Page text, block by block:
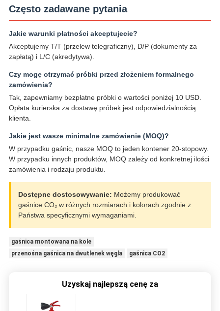
Często zadawane pytania
Jakie warunki płatności akceptujecie?
Akceptujemy T/T (przelew telegraficzny), D/P (dokumenty za
zapłatą) i L/C (akredytywa).
Czy mogę otrzymać próbki przed złożeniem formalnego
zamówienia?
Tak, zapewniamy bezpłatne próbki o wartości poniżej 10 USD.
Opłata kurierska za dostawę próbek jest odpowiedzialnością
klienta.
Jakie jest wasze minimalne zamówienie (MOQ)?
W przypadku gaśnic, nasze MOQ to jeden kontener 20-stopowy.
W przypadku innych produktów, MOQ zależy od konkretnej ilości
zamówienia i rodzaju produktu.
Dostępne dostosowywanie: Możemy produkować
gaśnice CO₂ w różnych rozmiarach i kolorach zgodnie z
Państwa specyficznymi wymaganiami.
gaśnica montowana na kole
przenośna gaśnica na dwutlenek węgla
gaśnica CO2
Uzyskaj najlepszą cenę za